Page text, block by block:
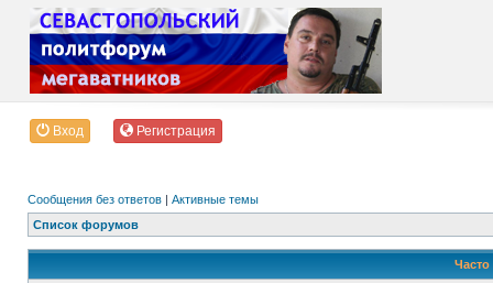
Вход Регистрация
Сообщения без ответов | Активные темы
Список форумов